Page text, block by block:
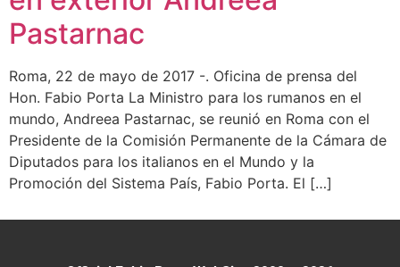
Pastarnac
Roma, 22 de mayo de 2017 -. Oficina de prensa del
Hon. Fabio Porta La Ministro para los rumanos en el
mundo, Andreea Pastarnac, se reunió en Roma con el
Presidente de la Comisión Permanente de la Cámara de
Diputados para los italianos en el Mundo y la
Promoción del Sistema País, Fabio Porta. El […]